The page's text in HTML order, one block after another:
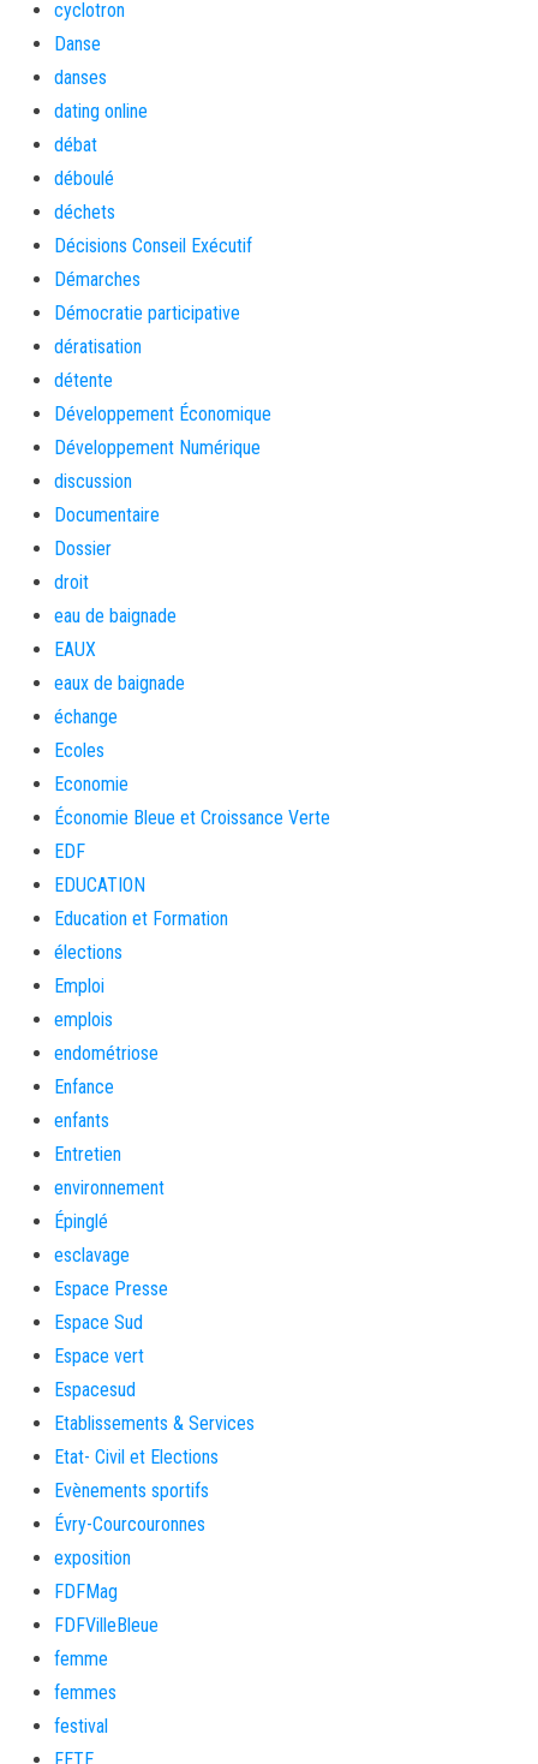
cyclotron
Danse
danses
dating online
débat
déboulé
déchets
Décisions Conseil Exécutif
Démarches
Démocratie participative
dératisation
détente
Développement Économique
Développement Numérique
discussion
Documentaire
Dossier
droit
eau de baignade
EAUX
eaux de baignade
échange
Ecoles
Economie
Économie Bleue et Croissance Verte
EDF
EDUCATION
Education et Formation
élections
Emploi
emplois
endométriose
Enfance
enfants
Entretien
environnement
Épinglé
esclavage
Espace Presse
Espace Sud
Espace vert
Espacesud
Etablissements & Services
Etat- Civil et Elections
Evènements sportifs
Évry-Courcouronnes
exposition
FDFMag
FDFVilleBleue
femme
femmes
festival